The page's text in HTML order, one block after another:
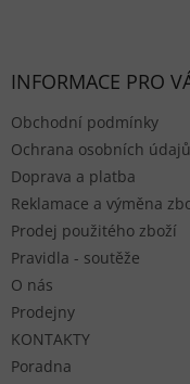
INFORMACE PRO
Obchodní podmínky
Ochrana osobních údajů
Doprava a platba
Reklamace a výměna
Prodej použitého zboží
Pravidla - soutěže
O nás
Prodejny
KONTAKTY
Poradna